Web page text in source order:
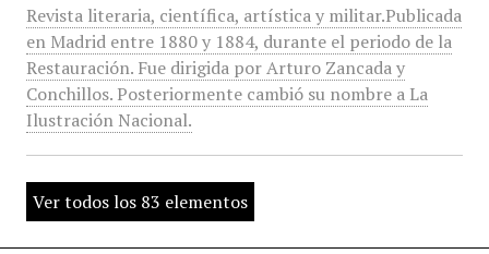
Revista literaria, científica, artística y militar.Publicada
en Madrid entre 1880 y 1884, durante el periodo de la
Restauración. Fue dirigida por Arturo Zancada y
Conchillos. Posteriormente cambió su nombre a La
Ilustración Nacional.
Ver todos los 83 elementos